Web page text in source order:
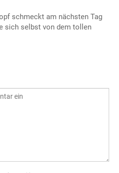
schmeckt am nächsten Tag
sich selbst von dem tollen